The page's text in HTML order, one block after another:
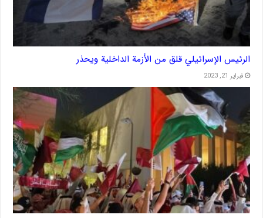
الرئيس الإسرائيلي قلق من الأزمة الداخلية ويحذر
فبراير 21, 2023